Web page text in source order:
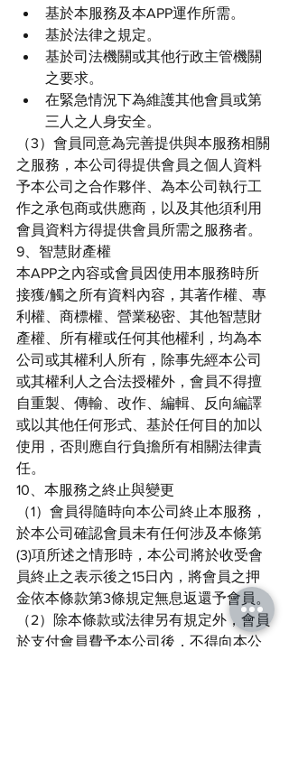
基於本服務及本APP運作所需。
基於法律之規定。
基於司法機關或其他行政主管機關
之要求。
在緊急情況下為維護其他會員或第
三人之人身安全。
（3）會員同意為完善提供與本服務相關
之服務，本公司得提供會員之個人資料
予本公司之合作夥伴、為本公司執行工
作之承包商或供應商，以及其他須利用
會員資料方得提供會員所需之服務者。
9、智慧財產權
本APP之內容或會員因使用本服務時所
接獲/觸之所有資料內容，其著作權、專
利權、商標權、營業秘密、其他智慧財
產權、所有權或任何其他權利，均為本
公司或其權利人所有，除事先經本公司
或其權利人之合法授權外，會員不得擅
自重製、傳輸、改作、編輯、反向編譯
或以其他任何形式、基於任何目的加以
使用，否則應自行負擔所有相關法律責
任。
10、本服務之終止與變更
（1）會員得隨時向本公司終止本服務，
於本公司確認會員未有任何涉及本條第
(3)項所述之情形時，本公司將於收受會
員終止之表示後之15日內，將會員之押
金依本條款第3條規定無息返還予會員。
（2）除本條款或法律另有規定外，會員
於支付會員費予本公司後，不得向本公